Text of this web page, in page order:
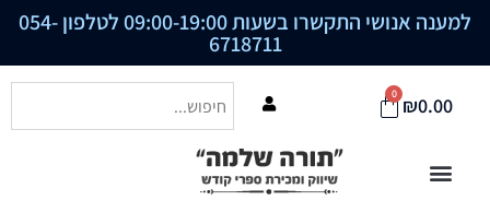
למענה אנושי התקשרו בשעות 09:00-19:00 לטלפון 054-
6718711
₪0.00
0